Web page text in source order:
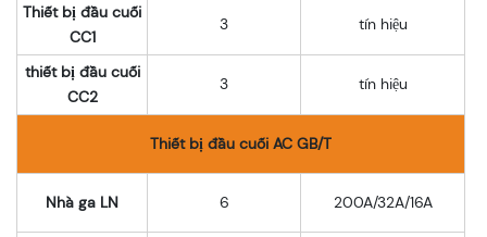
Thiết bị đầu cuối
CC1
3 tín hiệu
thiết bị đầu cuối
CC2
3 tín hiệu
Thiết bị đầu cuối AC GB/T
Nhà ga LN 6 200A/32A/16A